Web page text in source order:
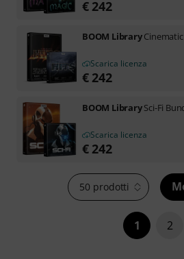
€ 242
BOOM Library
Scarica licenza
€ 242
BOOM LibrarySci-Fi
Scarica licenza
€ 242
50 prodotti
1 2